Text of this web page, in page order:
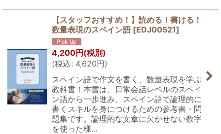
【スタッフおすすめ！】読める！書ける！
数量表現のスペイン語 [EDJ00521]
4,200円(税別)
(税込: 4,620円)
スペイン語で作文を書く、数量表現を学ぶ
教科書！本書は、日常会話レベルのスペイ
ン語から一歩進み、スペイン語で論理的に
書くスキルを身につけるための参考書・問
題集です。論理的な文章に欠かせない数字
を使った様…